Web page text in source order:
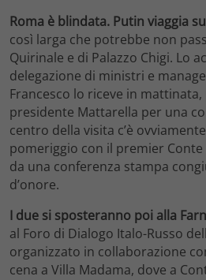
Roma è blindata. Putin viaggia
così larga che potrebbe non
Quirinale e di Palazzo Chigi. Lo
delegazione di ministri e
Francesco lo riceve in
presidente Mattarella per una
centro della visita c’è
pomeriggio con il premier Conte
da una conferenza stampa
d’onore.
I due si sposteranno poi alla
al Foro di Dialogo Italo-Russo
organizzato in collaborazione
cena a Villa Madama, dove a